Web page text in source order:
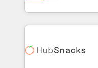
Client/member
WooCommerce,
the difference —
digital marketing;
results)! In short, our services include: - HubSpot
HubSpot